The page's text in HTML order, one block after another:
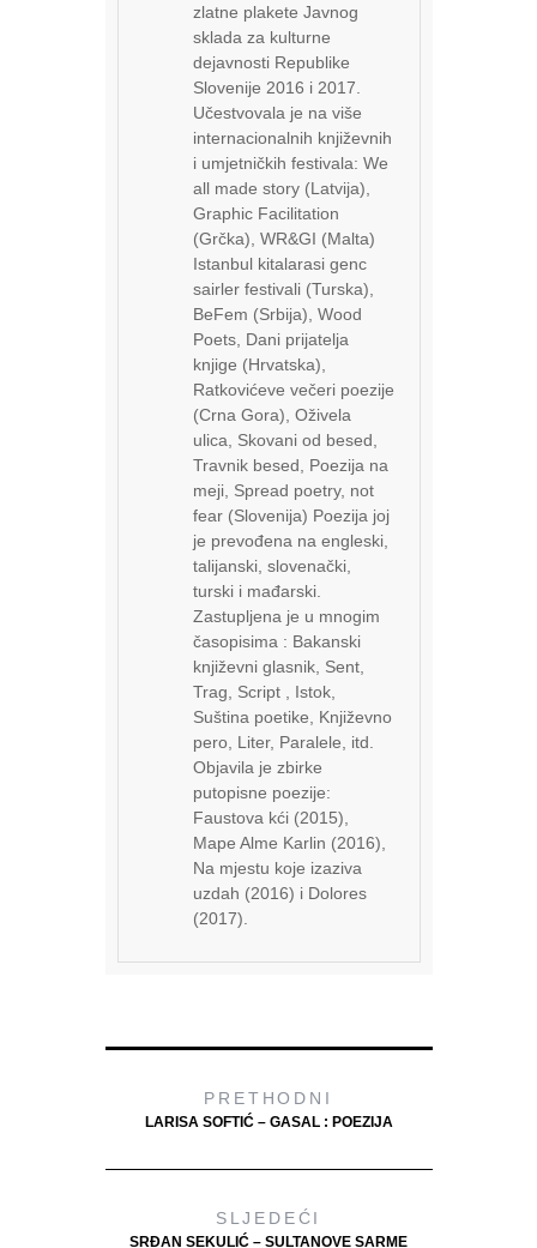
zlatne plakete Javnog
sklada za kulturne
dejavnosti Republike
Slovenije 2016 i 2017.
Učestvovala je na više
internacionalnih književnih
i umjetničkih festivala: We
all made story (Latvija),
Graphic Facilitation
(Grčka), WR&GI (Malta)
Istanbul kitalarasi genc
sairler festivali (Turska),
BeFem (Srbija), Wood
Poets, Dani prijatelja
knjige (Hrvatska),
Ratkovićeve večeri poezije
(Crna Gora), Oživela
ulica, Skovani od besed,
Travnik besed, Poezija na
meji, Spread poetry, not
fear (Slovenija) Poezija joj
je prevođena na engleski,
talijanski, slovenački,
turski i mađarski.
Zastupljena je u mnogim
časopisima : Bakanski
književni glasnik, Sent,
Trag, Script , Istok,
Suština poetike, Književno
pero, Liter, Paralele, itd.
Objavila je zbirke
putopisne poezije:
Faustova kći (2015),
Mape Alme Karlin (2016),
Na mjestu koje izaziva
uzdah (2016) i Dolores
(2017).
PRETHODNI
LARISA SOFTIĆ – GASAL : POEZIJA
SLJEDEĆI
SRĐAN SEKULIĆ – SULTANOVE SARME